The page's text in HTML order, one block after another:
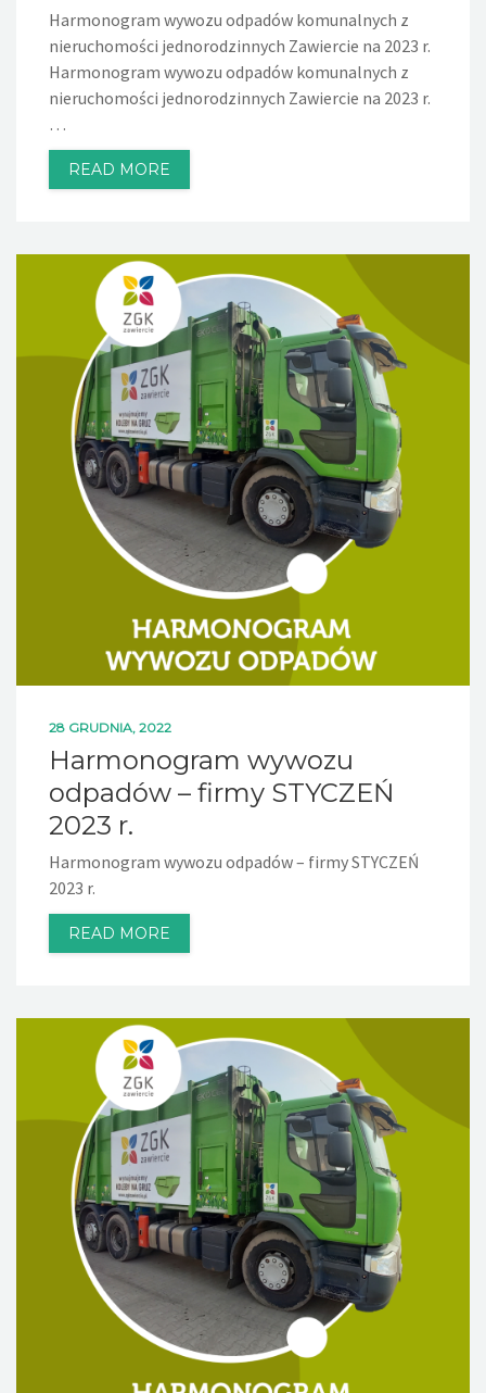
Harmonogram wywozu odpadów komunalnych z
nieruchomości jednorodzinnych Zawiercie na 2023 r.
Harmonogram wywozu odpadów komunalnych z
nieruchomości jednorodzinnych Zawiercie na 2023 r.
…
READ MORE
28 GRUDNIA, 2022
Harmonogram wywozu
odpadów – firmy STYCZEŃ
2023 r.
Harmonogram wywozu odpadów – firmy STYCZEŃ
2023 r.
READ MORE